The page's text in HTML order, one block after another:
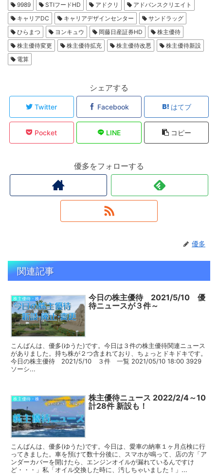
9989
STIフードHD アドクリ
アドバンスクリエイト
キャリアDC
キャリアデザインセンター
サンドラッグ
ひらまつ
ヨンキュウ 岡藤日産証券HD
株主優待
株主優待変更
株主優待拡充 株主優待改悪
株主優待新設
電算
シェアする
Twitter Facebook はてブ
Pocket LINE コピー
優多をフォローする
優多
関連記事
株主優待・株
今日の株主優待 2021/5/10 優
待ニュースが３件～
こんばんは、優多(ゆうた)です。今日は３件の株主優待関連ニュース
がありました。持ち株が２つ含まれており、ちょっとドキドキです。
今日の株主優待 2021/5/10 ３件 一覧 2021/05/10 18:00 3929
ソーシ...
株主優待・株
株主優待ニュース 2022/2/4～10
計28件 新設も！
こんばんは、優多(ゆうた)です。今日は、愛車の納車１ヶ月点検に行
ってきました。車を預けて数十分後に、スマホが鳴って、店の方「ア
ンダーカバーを開けたら、エンジンオイルが漏れているんですけ
ど・・・」私「オイル交換した時に、汚しちゃいました！」...